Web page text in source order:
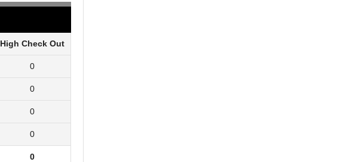
High Check Out
0
0
0
0
0